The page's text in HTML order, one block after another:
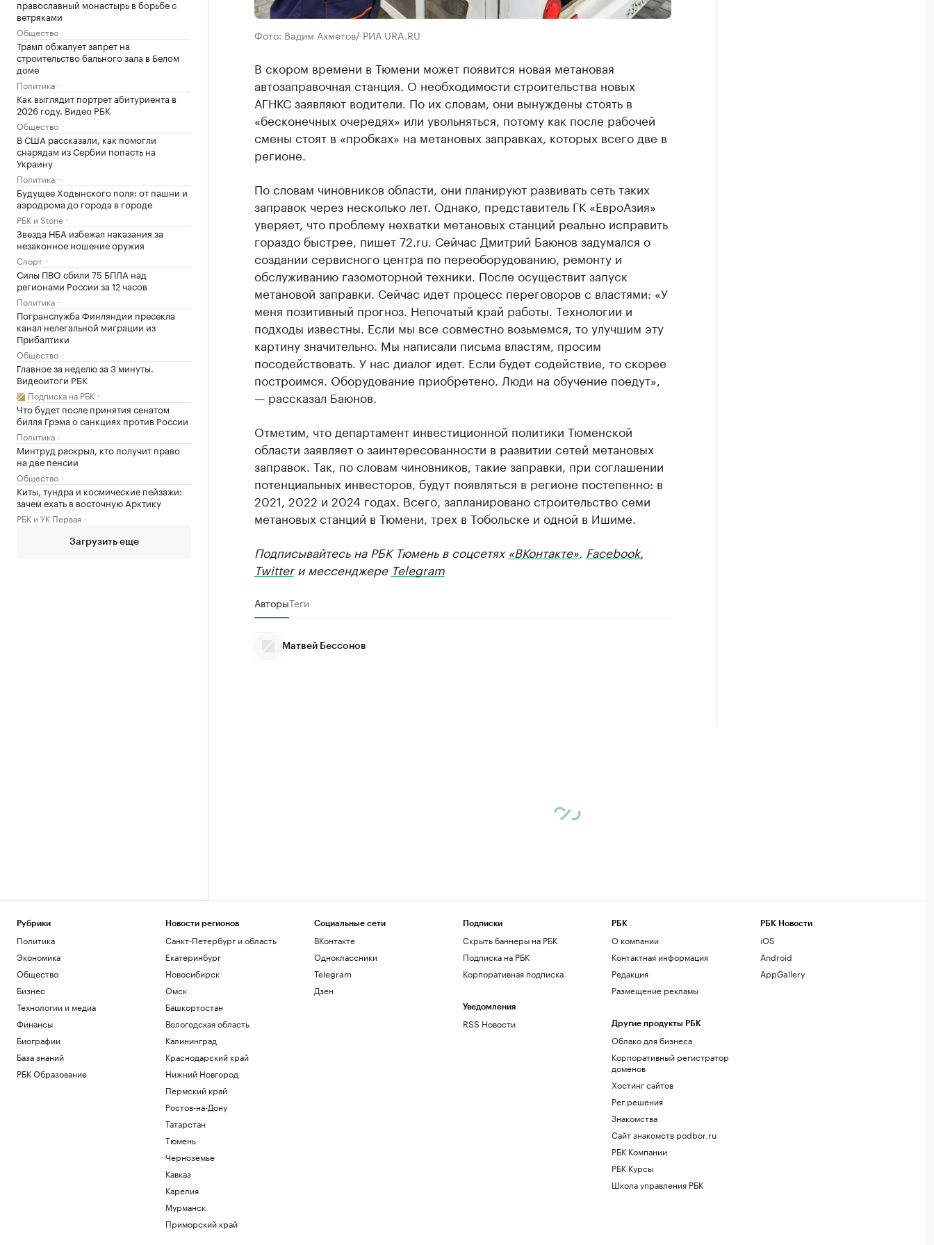
православный монастырь в борьбе с
ветряками
Общество
Трамп обжалует запрет на
строительство бального зала в Белом
доме
Политика
Как выглядит портрет абитуриента в
2026 году. Видео РБК
Общество
В США рассказали, как помогли
снарядам из Сербии попасть на
Украину
Политика
Будущее Ходынского поля: от пашни и
аэродрома до города в городе
РБК и Stone
Звезда НБА избежал наказания за
незаконное ношение оружия
Спорт
Силы ПВО сбили 75 БПЛА над
регионами России за 12 часов
Политика
Погранслужба Финляндии пресекла
канал нелегальной миграции из
Прибалтики
Общество
Главное за неделю за 3 минуты.
Видеоитоги РБК
Подписка на РБК
Что будет после принятия сенатом
билля Грэма о санкциях против России
Политика
Минтруд раскрыл, кто получит право
на две пенсии
Общество
Киты, тундра и космические пейзажи:
зачем ехать в восточную Арктику
РБК и УК Первая
Загрузить еще
Фото: Вадим Ахметов/ РИА URA.RU
В скором времени в Тюмени может появится новая метановая
автозаправочная станция. О необходимости строительства новых
АГНКС заявляют водители. По их словам, они вынуждены стоять в
«бесконечных очередях» или увольняться, потому как после рабочей
смены стоят в «пробках» на метановых заправках, которых всего две в
регионе.
По словам чиновников области, они планируют развивать сеть таких
заправок через несколько лет. Однако, представитель ГК «ЕвроАзия»
уверяет, что проблему нехватки метановых станций реально исправить
гораздо быстрее, пишет 72.ru. Сейчас Дмитрий Баюнов задумался о
создании сервисного центра по переоборудованию, ремонту и
обслуживанию газомоторной техники. После осуществит запуск
метановой заправки. Сейчас идет процесс переговоров с властями: «У
меня позитивный прогноз. Непочатый край работы. Технологии и
подходы известны. Если мы все совместно возьмемся, то улучшим эту
картину значительно. Мы написали письма властям, просим
посодействовать. У нас диалог идет. Если будет содействие, то скорее
построимся. Оборудование приобретено. Люди на обучение поедут»,
— рассказал Баюнов.
Отметим, что департамент инвестиционной политики Тюменской
области заявляет о заинтересованности в развитии сетей метановых
заправок. Так, по словам чиновников, такие заправки, при соглашении
потенциальных инвесторов, будут появляться в регионе постепенно: в
2021, 2022 и 2024 годах. Всего, запланировано строительство семи
метановых станций в Тюмени, трех в Тобольске и одной в Ишиме.
Подписывайтесь на РБК Тюмень в соцсетях«ВКонтакте», Facebook,
Twitterи мессенджере Telegram
АвторыТеги
Матвей Бессонов
Рубрики
Политика
Экономика
Общество
Бизнес
Технологии и медиа
Финансы
Биографии
База знаний
РБК Образование
Новости регионов
Санкт-Петербург и область
Екатеринбург
Новосибирск
Омск
Башкортостан
Вологодская область
Калининград
Краснодарский край
Нижний Новгород
Пермский край
Ростов-на-Дону
Татарстан
Тюмень
Черноземье
Кавказ
Карелия
Мурманск
Приморский край
Социальные сети
ВКонтакте
Одноклассники
Telegram
Дзен
Подписки
Скрыть баннеры на РБК
Подписка на РБК
Корпоративная подписка
Уведомления
RSS Новости
РБК
О компании
Контактная информация
Редакция
Размещение рекламы
Другие продукты РБК
Облако для бизнеса
Корпоративный регистратор
доменов
Хостинг сайтов
Рег.решения
Знакомства
Сайт знакомств podbor.ru
РБК Компании
РБК Курсы
Школа управления РБК
РБК Новости
iOS
Android
AppGallery